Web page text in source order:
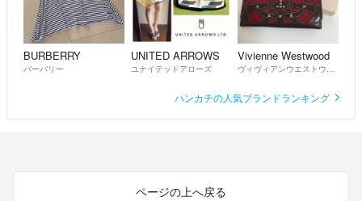
BURBERRY
バーバリー
UNITED ARROWS
ユナイテッドアローズ
Vivienne Westwood
ヴィヴィアンウエストウッド
ハンカチの人気ブランドランキング
ページの上へ戻る